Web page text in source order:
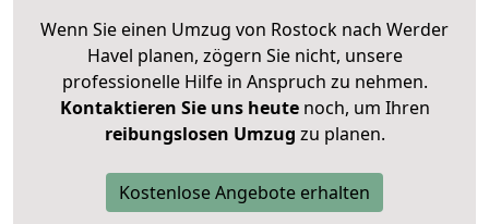
Wenn Sie einen Umzug von Rostock nach Werder
Havel planen, zögern Sie nicht, unsere
professionelle Hilfe in Anspruch zu nehmen.
Kontaktieren Sie uns heutenoch, um Ihren
reibungslosen Umzug zu planen.
Kostenlose Angebote erhalten